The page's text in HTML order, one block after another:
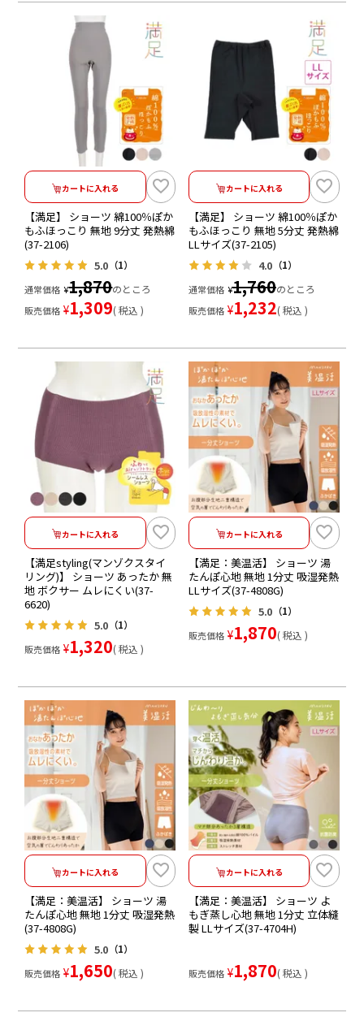
カートに入れる
【満足】 ショーツ 綿100％ぽか
もふほっこり 無地 9分丈 発熱綿
(37-2106)
5.0 （1）
通常価格 ¥1,870のところ
販売価格 ¥1,309 税込
カートに入れる
【満足】 ショーツ 綿100％ぽか
もふほっこり 無地 5分丈 発熱綿
LLサイズ(37-2105)
4.0 （1）
通常価格 ¥1,760のところ
販売価格 ¥1,232 税込
カートに入れる
【満足styling(マンゾクスタイ
リング)】 ショーツ あったか 無
地 ボクサー ムレにくい(37-
6620)
5.0 （1）
販売価格 ¥1,320 税込
カートに入れる
【満足：美温活】 ショーツ 湯
たんぽ心地 無地 1分丈 吸湿発熱
LLサイズ(37-4808G)
5.0 （1）
販売価格 ¥1,870 税込
カートに入れる
【満足：美温活】 ショーツ 湯
たんぽ心地 無地 1分丈 吸湿発熱
(37-4808G)
5.0 （1）
販売価格 ¥1,650 税込
カートに入れる
【満足：美温活】 ショーツ よ
もぎ蒸し心地 無地 1分丈 立体縫
製 LLサイズ(37-4704H)
販売価格 ¥1,870 税込